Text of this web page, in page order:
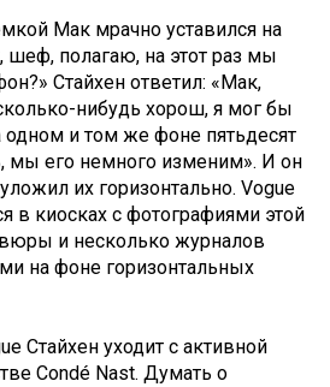
Мак мрачно уставился на
шеф, полагаю, на этот раз мы
Стайхен ответил: «Мак,
нибудь хорош, я мог бы
одном и том же фоне пятьдесят
мы его немного изменим». И он
их горизонтально. Vogue
в киосках с фотографиями этой
и несколько журналов
на фоне горизонтальных
Стайхен уходит с активной
Condé Nast. Думать о